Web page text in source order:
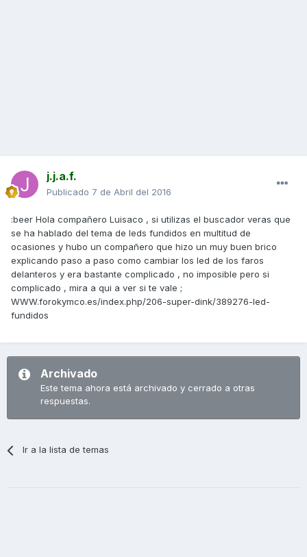
j.j.a.f.
Publicado 7 de Abril del 2016
:beer Hola compañero Luisaco , si utilizas el buscador veras que
se ha hablado del tema de leds fundidos en multitud de
ocasiones y hubo un compañero que hizo un muy buen brico
explicando paso a paso como cambiar los led de los faros
delanteros y era bastante complicado , no imposible pero si
complicado , mira a qui a ver si te vale ;
WWW.forokymco.es/index.php/206-super-dink/389276-led-
fundidos
Archivado
Este tema ahora está archivado y cerrado a otras
respuestas.
Ir a la lista de temas